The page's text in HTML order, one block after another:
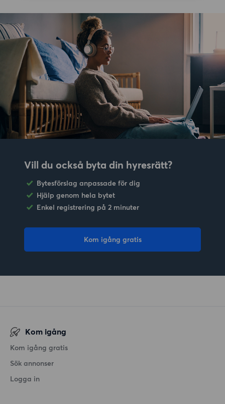
Vill du också byta din hyresrätt?
Bytesförslag anpassade för dig
Hjälp genom hela bytet
Enkel registrering på 2 minuter
Kom igång gratis
Kom igång
Kom igång gratis
Sök annonser
Logga in